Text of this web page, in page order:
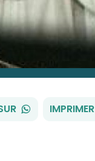
WHATSAPP
IMPRIMER